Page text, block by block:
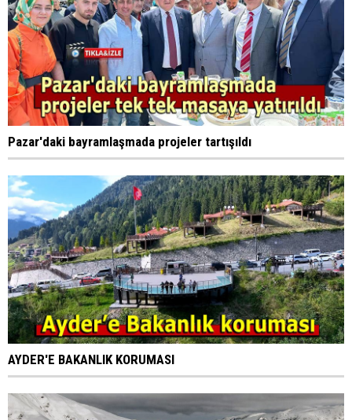
Pazar'daki bayramlaşmada projeler tartışıldı
AYDER'E BAKANLIK KORUMASI